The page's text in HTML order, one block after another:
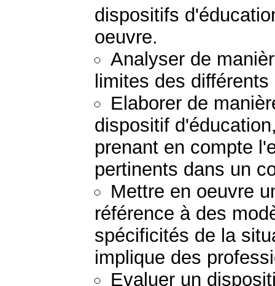
dispositifs
oeuvre.
Analyser de
limites des
Elaborer de
dispositif
prenant en compte
pertinents dans un
Mettre en oeuvre
référence à des
spécificités de la
implique des
Evaluer un